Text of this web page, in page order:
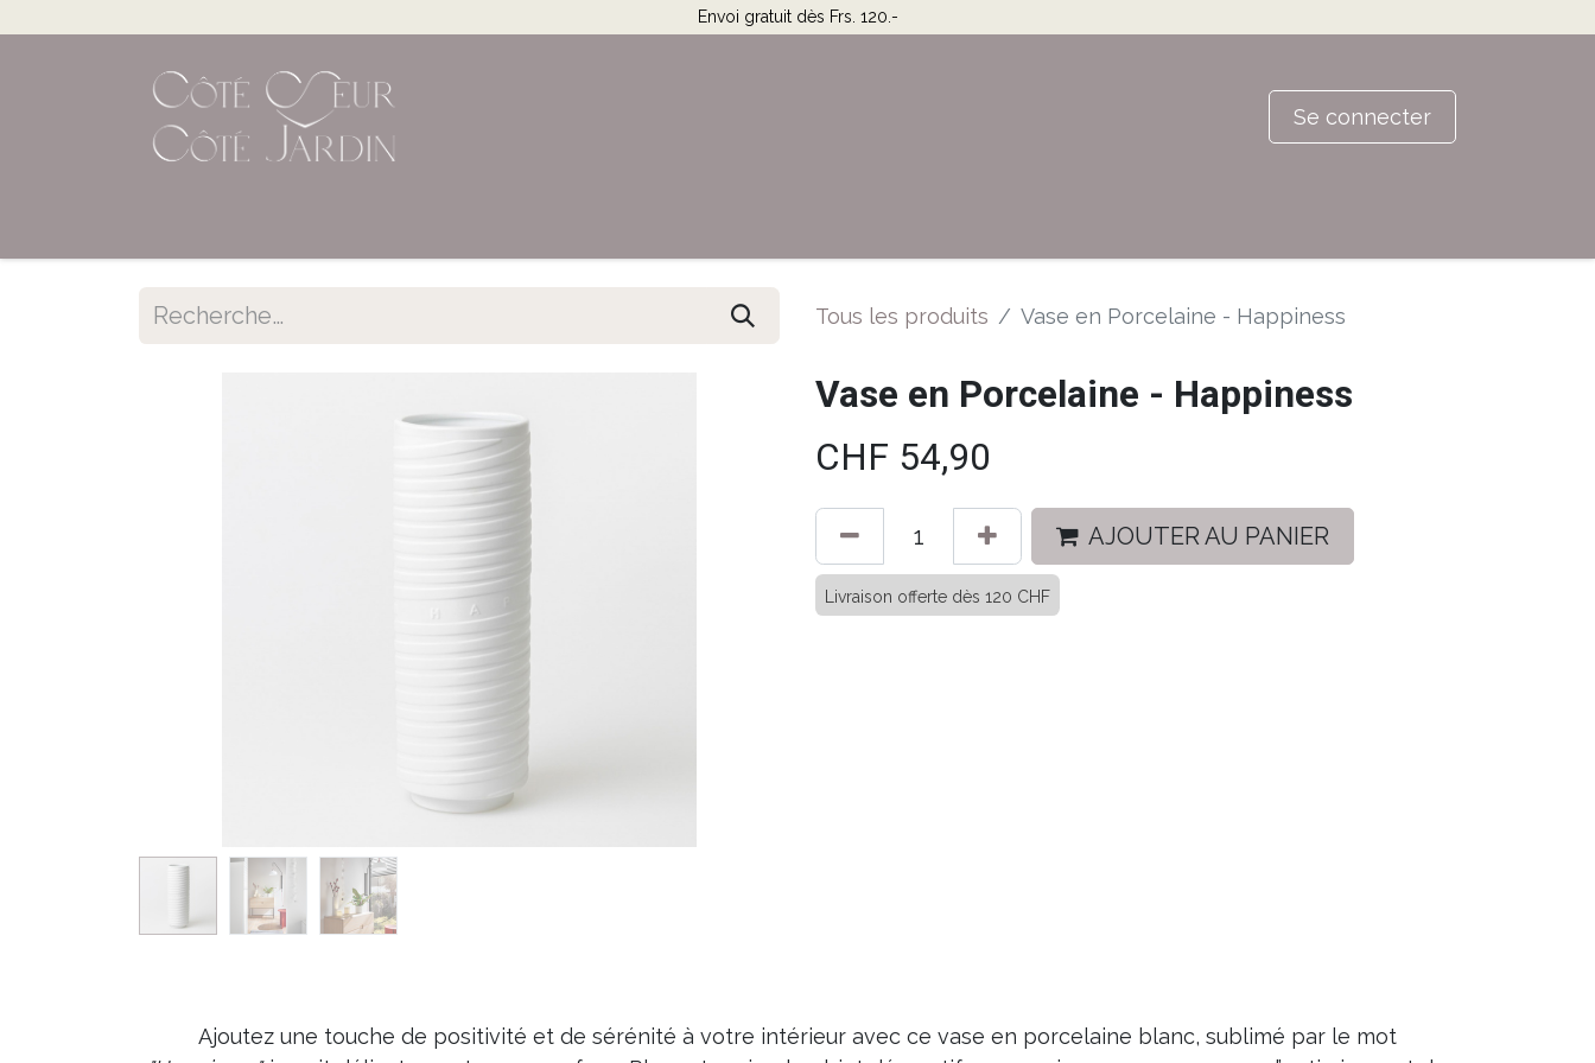
Envoi gratuit dès Frs. 120.-
Se connecter
Tous les produits Vase en Porcelaine - Happiness
Vase en Porcelaine - Happiness
CHF 54,90
AJOUTER AU PANIER
Livraison offerte dès 120 CHF
Ajoutez une touche de positivité et de sérénité à votre intérieur avec ce vase en porcelaine blanc, sublimé par le mot